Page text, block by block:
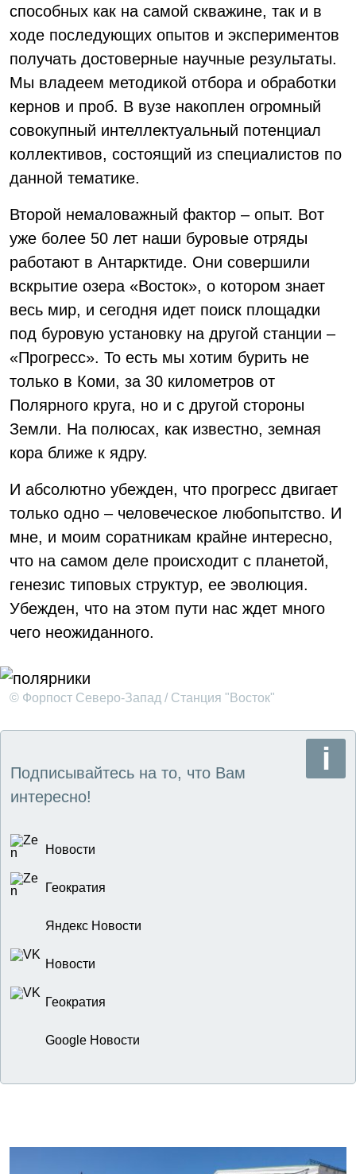
способных как на самой скважине, так и в
ходе последующих опытов и экспериментов
получать достоверные научные результаты.
Мы владеем методикой отбора и обработки
кернов и проб. В вузе накоплен огромный
совокупный интеллектуальный потенциал
коллективов, состоящий из специалистов по
данной тематике.
Второй немаловажный фактор – опыт. Вот
уже более 50 лет наши буровые отряды
работают в Антарктиде. Они совершили
вскрытие озера «Восток», о котором знает
весь мир, и сегодня идет поиск площадки
под буровую установку на другой станции –
«Прогресс». То есть мы хотим бурить не
только в Коми, за 30 километров от
Полярного круга, но и с другой стороны
Земли. На полюсах, как известно, земная
кора ближе к ядру.
И абсолютно убежден, что прогресс двигает
только одно – человеческое любопытство. И
мне, и моим соратникам крайне интересно,
что на самом деле происходит с планетой,
генезис типовых структур, ее эволюция.
Убежден, что на этом пути нас ждет много
чего неожиданного.
© Форпост Северо-Запад / Станция "Восток"
Подписывайтесь на то, что Вам
интересно!
Новости
Геократия
Яндекс Новости
Новости
Геократия
Google Новости